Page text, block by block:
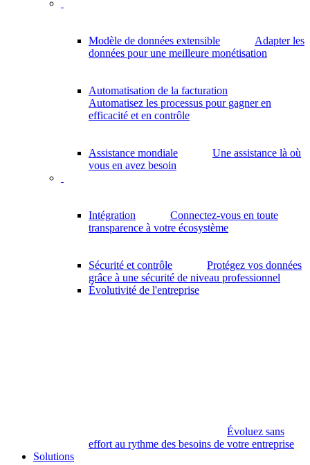
Modèle de données extensible
Adapter les
données pour une meilleure monétisation
Automatisation de la facturation
Automatisez les processus pour gagner en
efficacité et en contrôle
Assistance mondiale
Une assistance là où
vous en avez besoin
Intégration
Connectez-vous en toute
transparence à votre écosystème
Sécurité et contrôle
Protégez vos données
grâce à une sécurité de niveau professionnel
Évolutivité de l'entreprise
Évoluez sans
effort au rythme des besoins de votre entreprise
Solutions